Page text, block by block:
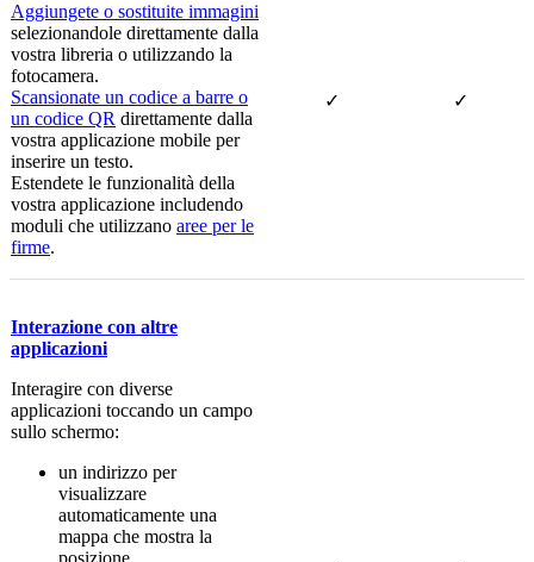
Aggiungete o sostituite immagini
selezionandole direttamente dalla
vostra libreria o utilizzando la
fotocamera.
Scansionate un codice a barre o
un codice QR direttamente dalla
vostra applicazione mobile per
inserire un testo.
Estendete le funzionalità della
vostra applicazione includendo
moduli che utilizzano aree per le
firme.
✓ ✓
Interazione con altre
applicazioni
Interagire con diverse
applicazioni toccando un campo
sullo schermo:
un indirizzo per
visualizzare
automaticamente una
mappa che mostra la